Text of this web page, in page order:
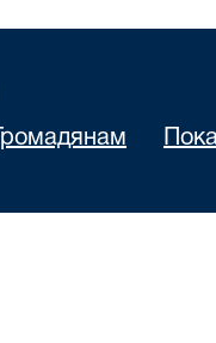
Громадянам